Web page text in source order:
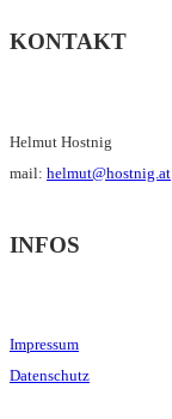
KONTAKT
Helmut Hostnig
mail: helmut@hostnig.at
INFOS
Impressum
Datenschutz